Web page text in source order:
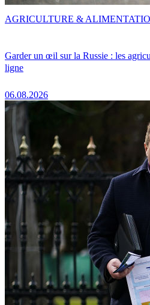
Garder un œil sur la Russie : les
ligne
06.08.2026
AGRICULTURE &